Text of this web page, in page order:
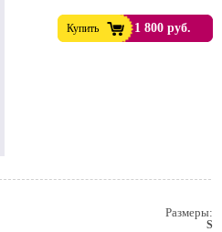
Купить 1 800 руб.
Размеры:
S